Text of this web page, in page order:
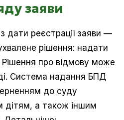
заяви
дати реєстрації заяви —
рішення: надати
Рішення про відмову може
Система надання БПД
до суду
дітям, а також іншим